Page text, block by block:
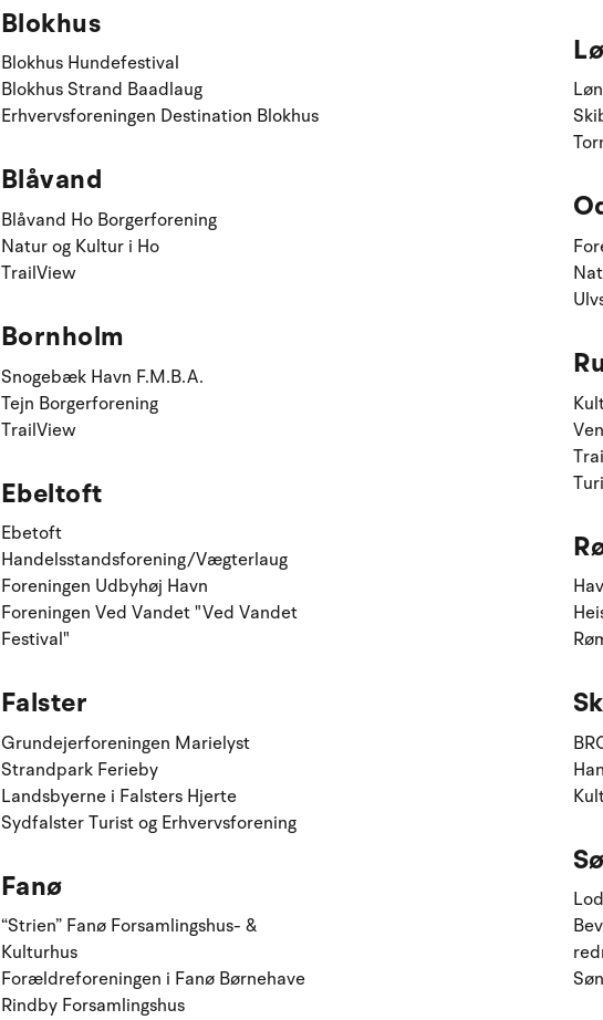
Blokhus
Blokhus Hundefestival
Blokhus Strand Baadlaug
Erhvervsforeningen Destination Blokhus
Blåvand
Blåvand Ho Borgerforening
Natur og Kultur i Ho
TrailView
Bornholm
Snogebæk Havn F.M.B.A.
Tejn Borgerforening
TrailView
Ebeltoft
Ebetoft
Handelsstandsforening/Vægterlaug
Foreningen Udbyhøj Havn
Foreningen Ved Vandet "Ved Vandet
Festival"
Falster
Grundejerforeningen Marielyst
Strandpark Ferieby
Landsbyerne i Falsters Hjerte
Sydfalster Turist og Erhvervsforening
Fanø
“Strien” Fanø Forsamlingshus- &
Kulturhus
Forældreforeningen i Fanø Børnehave
Rindby Forsamlingshus